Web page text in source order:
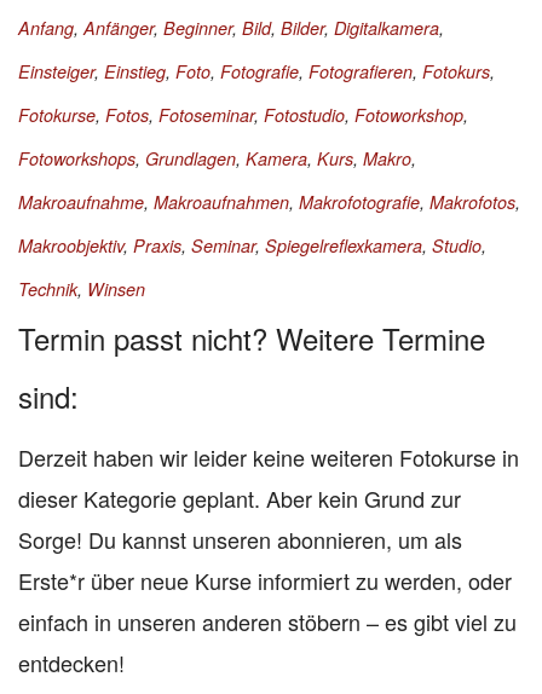
Anfang,Anfänger, Beginner, Bild, Bilder, Digitalkamera,
Einsteiger, Einstieg, Foto, Fotografie, Fotografieren, Fotokurs,
Fotokurse, Fotos, Fotoseminar, Fotostudio, Fotoworkshop,
Fotoworkshops, Grundlagen, Kamera, Kurs, Makro,
Makroaufnahme, Makroaufnahmen, Makrofotografie, Makrofotos,
Makroobjektiv, Praxis, Seminar, Spiegelreflexkamera, Studio,
Technik, Winsen
Termin passt nicht? Weitere Termine
sind:
Derzeit haben wir leider keine weiteren Fotokurse in
dieser Kategorie geplant. Aber kein Grund zur
Sorge! Du kannst unseren abonnieren, um als
Erste*r über neue Kurse informiert zu werden, oder
einfach in unseren anderen stöbern – es gibt viel zu
entdecken!